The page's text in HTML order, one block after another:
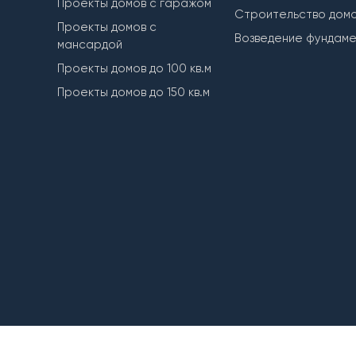
Проекты домов с гаражом
Проекты домов с
мансардой
Проекты домов до 100 кв.м
Проекты домов до 150 кв.м
Строительство
Возведение